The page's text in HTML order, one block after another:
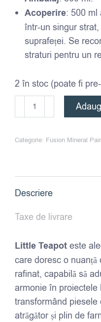
Acoperire: 500 ml
într-un singur
suprafeței. Se
straturi pentru un
2 în stoc (poate fi
Cantitate
Fusion
Paint
Categorie: Fusion Mineral
Descriere
Taxe de livrare
Little Teapot este
care doresc o nuanță
rafinat, capabilă să
armonie în proiectele
transformând
atrăgător și plin de